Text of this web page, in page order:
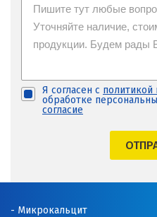
Я согласен с политикой
обработке
согласие
Микрокальцит